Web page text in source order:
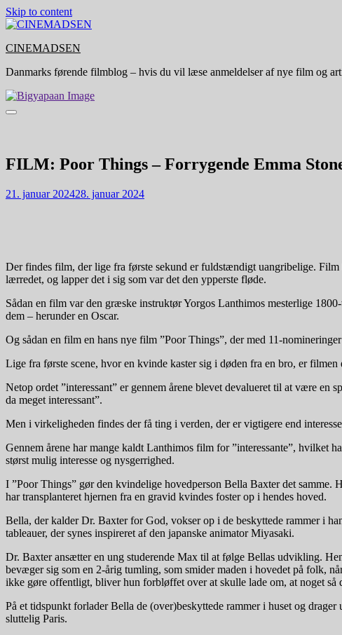
Skip to content
CINEMADSEN
Danmarks førende filmblog – hvis du vil læse anmeldelser af nye film og
FILM: Poor Things – Forrygende Emma
21. januar 202428. januar 2024
Der findes film, der lige fra første sekund er fuldstændigt uangribelige.
lærredet, og lapper det i sig som var det den ypperste fløde.
Sådan en film var den græske instruktør Yorgos Lanthimos mesterlige
dem – herunder en Oscar.
Og sådan en film en hans nye film ”Poor Things”, der med 11-
Lige fra første scene, hvor en kvinde kaster sig i døden fra en bro, er
Netop ordet ”interessant” er gennem årene blevet devalueret til at være
da meget interessant”.
Men i virkeligheden findes der få ting i verden, der er vigtigere end
Gennem årene har mange kaldt Lanthimos film for ”interessante”, hvilket
størst mulig interesse og nysgerrighed.
I ”Poor Things” gør den kvindelige hovedperson Bella Baxter det samme.
har transplanteret hjernen fra en gravid kvindes foster op i hendes hoved.
Bella, der kalder Dr. Baxter for God, vokser op i de beskyttede rammer i
tableauer, der synes inspireret af den japanske animator Miyasaki.
Dr. Baxter ansætter en ung studerende Max til at følge Bellas udvikling.
bevæger sig som en 2-årig tumling, som smider maden i hovedet på folk,
ikke gøre offentligt, bliver hun forbløffet over at skulle lade om, at noget så
På et tidspunkt forlader Bella de (over)beskyttede rammer i huset og
sluttelig Paris.